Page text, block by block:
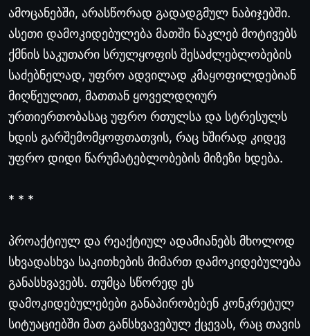
ამოცანებში, არასწორად გადადგმულ ნაბიჯებში.
ასეთი დამოკიდებულება მათში ნაკლებ მოტივებს
ქმნის საკუთარი სრულყოფის შესაძლებლობების
საძებნელად, უფრო ადვილად კმაყოფილდებიან
მიღწეულით, მათთან ყოველდღიურ
ურთიერთობასაც უფრო რთულსა და სტრესულს
ხდის გარშემომყოფთათვის, რაც ხშირად კიდევ
უფრო დიდი წარუმატებლობების მიზეზი ხდება.
* * *
პროაქტიულ და რეაქტიულ ადამიანებს მხოლოდ
სხვადასხვა საკითხების მიმართ დამოკიდებულება
განასხვავებს. თუმცა სწორედ ეს
დამოკიდებულებები განაპირობებენ კონკრეტულ
სიტუაციებში მათ განსხვავებულ ქცევას, რაც თავის